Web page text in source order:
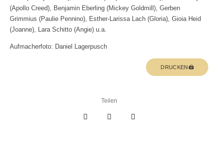
(Apollo Creed), Benjamin Eberling (Mickey Goldmill), Gerben
Grimmius (Paulie Pennino), Esther-Larissa Lach (Gloria), Gioia Heid
(Joanne), Lara Schitto (Angie) u.a.
Aufmacherfoto: Daniel Lagerpusch
DRUCKEN🖨
Teilen